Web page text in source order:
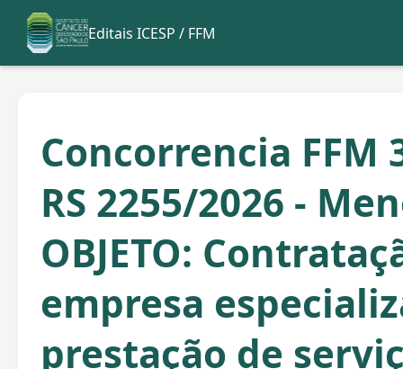
Editais ICESP / FFM
Concorrencia FFM
RS 2255/2026 -
OBJETO:
empresa
prestação de